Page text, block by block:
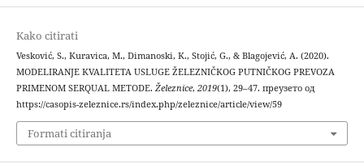
Kako citirati
Vesković, S., Kuravica, M., Dimanoski, K., Stojić, G., & Blagojević, A. (2020).
MODELIRANJE KVALITETA USLUGE ŽELEZNIČKOG PUTNIČKOG PREVOZA
PRIMENOM SERQUAL METODE. Železnice, 2019(1), 29–47. преузето од
https://casopis-zeleznice.rs/index.php/zeleznice/article/view/59
Formati citiranja